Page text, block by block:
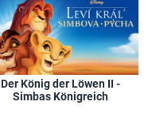
Der König der Löwen II -
Simbas Königreich